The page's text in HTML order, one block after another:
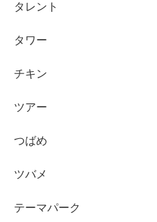
タレント
タワー
チキン
ツアー
つばめ
ツバメ
テーマパーク